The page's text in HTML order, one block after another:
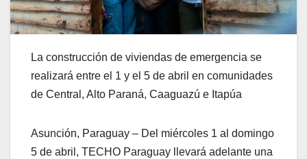
La construcción de viviendas de emergencia se
realizará entre el 1 y el 5 de abril en comunidades
de Central, Alto Paraná, Caaguazú e Itapúa
Asunción, Paraguay – Del miércoles 1 al domingo
5 de abril, TECHO Paraguay llevará adelante una